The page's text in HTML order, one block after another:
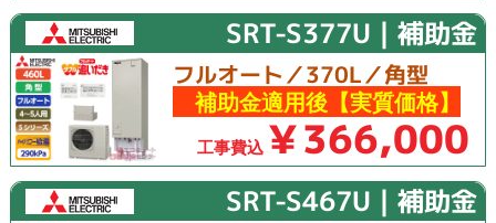
SRT-S377U｜補助金
フルオート／370L／角型
補助金適用後【実質価格】
工事費込 ￥366,000
SRT-S467U｜補助金